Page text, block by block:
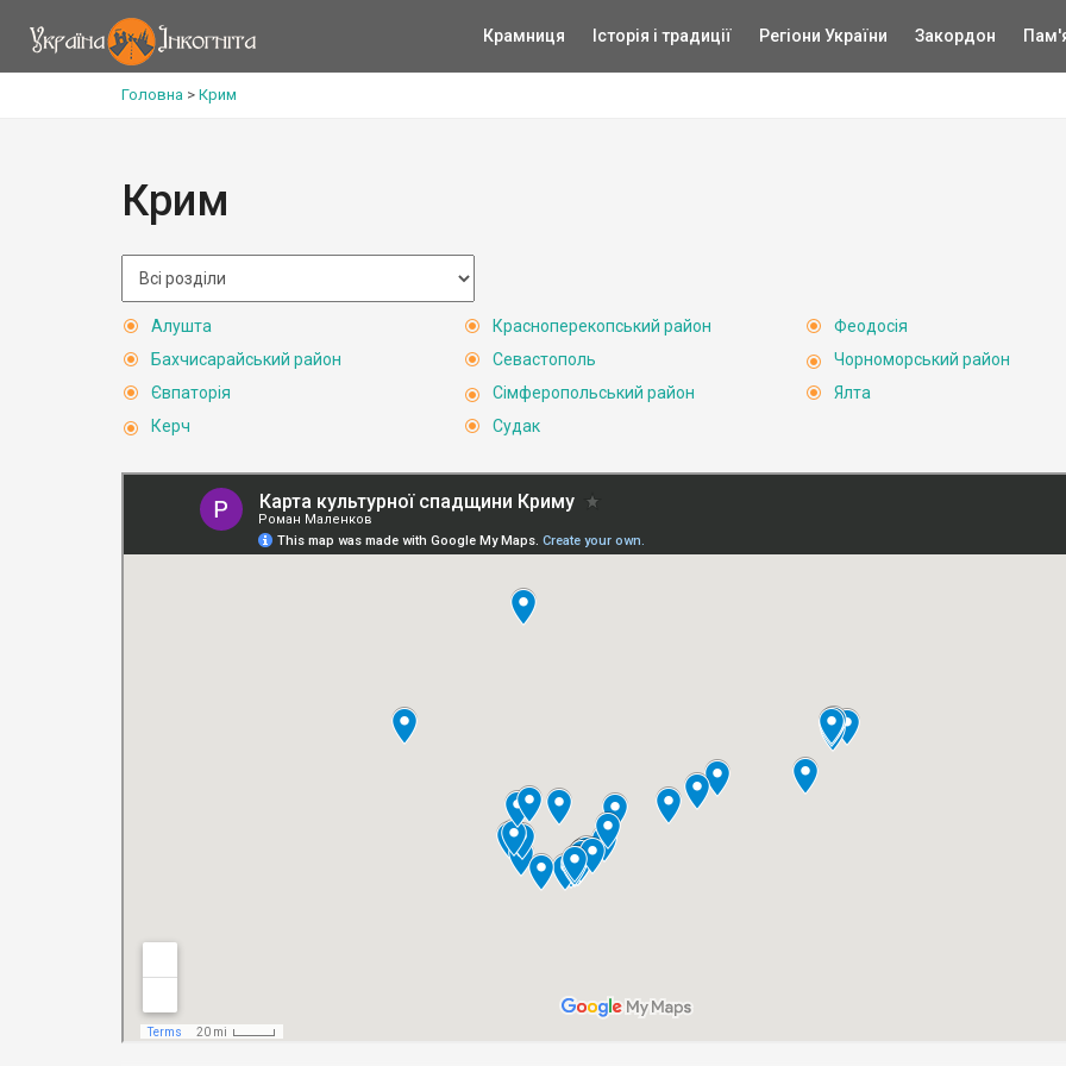
Крамниця Історія і традиції Регіони України Закордон
Головна > Крим
Крим
Алушта
Бахчисарайський район
Євпаторія
Керч
Красноперекопський район
Севастополь
Сімферопольський район
Судак
Феодосія
Чорноморський район
Ялта